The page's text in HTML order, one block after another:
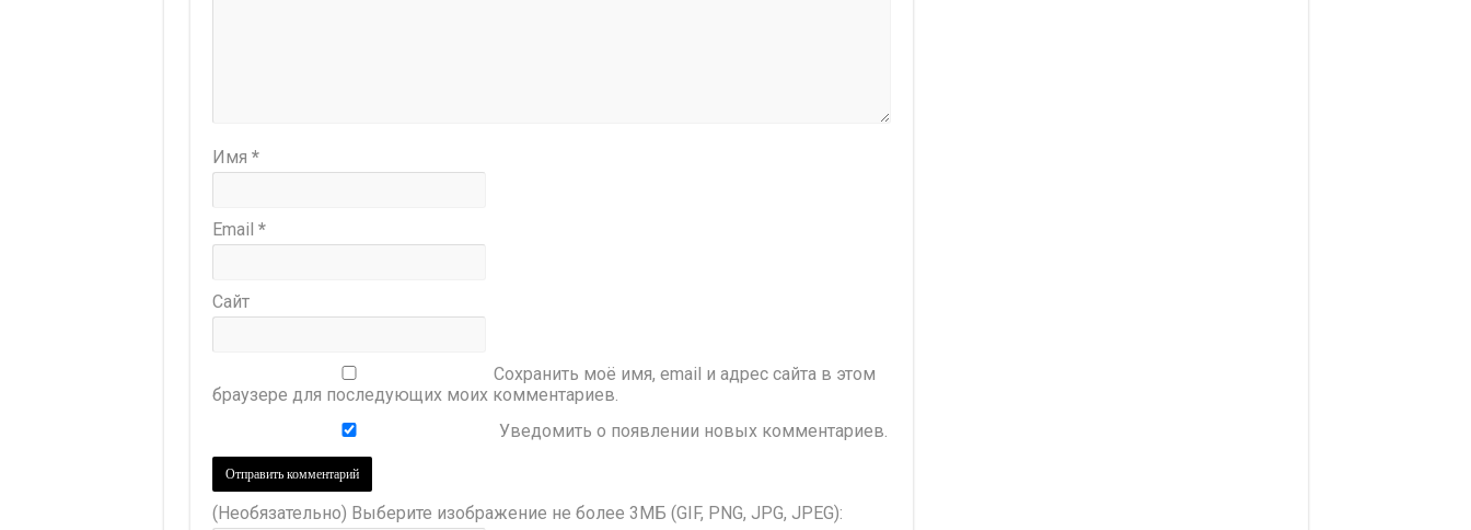
Имя *
Email *
Сайт
Сохранить моё имя, email и адрес сайта в этом
браузере для последующих моих комментариев.
Уведомить о появлении новых комментариев.
(Необязательно) Выберите изображение не более 3МБ (GIF, PNG, JPG, JPEG):